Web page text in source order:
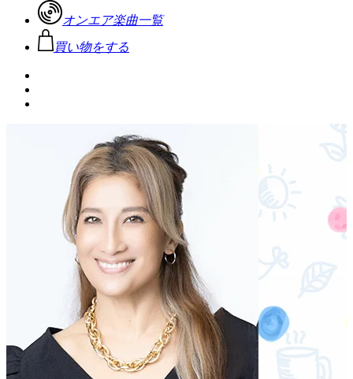
オンエア楽曲一覧
買い物をする